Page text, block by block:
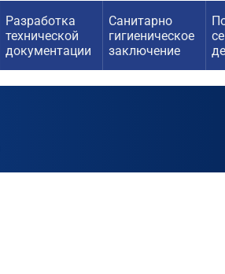
Разработка
технической
документации
Санитарно
гигиеническое
заключение